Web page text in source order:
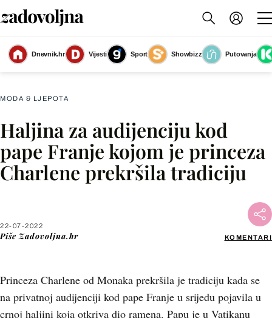
Dnevnik.hr Vijesti Sport Showbizz
Putovanja
Slika nije dostupna
MODA & LJEPOTA
Haljina za audijenciju kod
pape Franje kojom je princeza
Charlene prekršila tradiciju
22-07-2022
Piše Zadovoljna.hr KOMENTARI
Princeza Charlene od Monaka prekršila je tradiciju kada se
na privatnoj audijenciji kod pape Franje u srijedu pojavila u
crnoj haljini koja otkriva dio ramena. Papu je u Vatikanu
Facebook
X